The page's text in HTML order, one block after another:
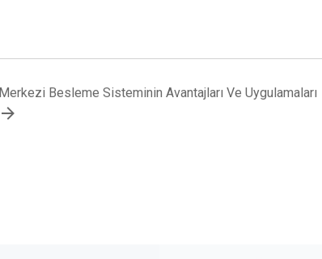
Merkezi Besleme Sisteminin Avantajları Ve Uygulamaları